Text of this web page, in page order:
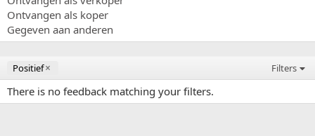
Ontvangen als koper
Gegeven aan anderen
Positief Filters
There is no feedback matching your filters.